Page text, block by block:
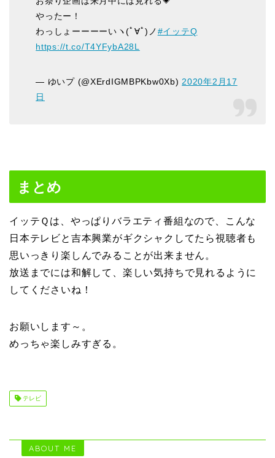
やったー！
わっしょーーーーいヽ(ﾟ∀ﾟ)ノ #イッテQ
https://t.co/T4YFybA28L
— ゆいプ (@XErdIGMBPKbw0Xb)2020年2月17
日
まとめ
イッテＱは、やっぱりバラエティ番組なので、こんな
日本テレビと吉本興業がギクシャクしてたら視聴者も
思いっきり楽しんでみることが出来ません。
放送までには和解して、楽しい気持ちで見れるように
してくださいね！
お願いします～。
めっちゃ楽しみすぎる。
テレビ
ABOUT ME